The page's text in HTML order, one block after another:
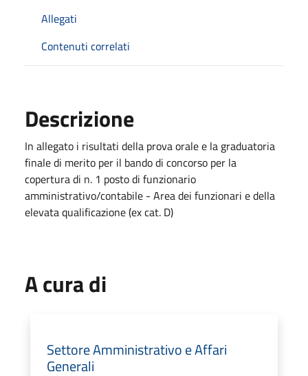
Allegati
Contenuti correlati
Descrizione
In allegato i risultati della prova orale e la graduatoria
finale di merito per il bando di concorso per la
copertura di n. 1 posto di funzionario
amministrativo/contabile - Area dei funzionari e della
elevata qualificazione (ex cat. D)
A cura di
Settore Amministrativo e Affari
Generali